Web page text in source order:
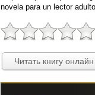
novela para un lector
Читать книгу